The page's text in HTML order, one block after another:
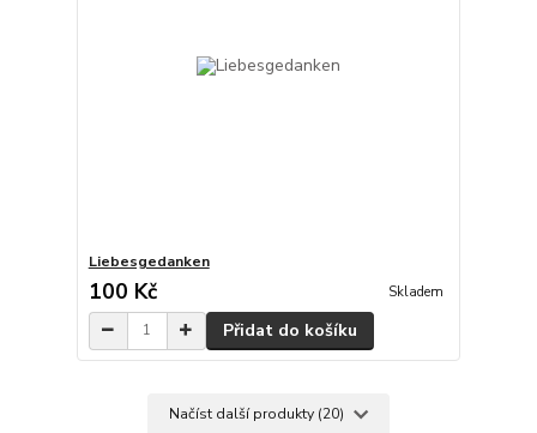
Liebesgedanken
100 Kč Skladem
Přidat do košíku
Načíst další produkty (20)